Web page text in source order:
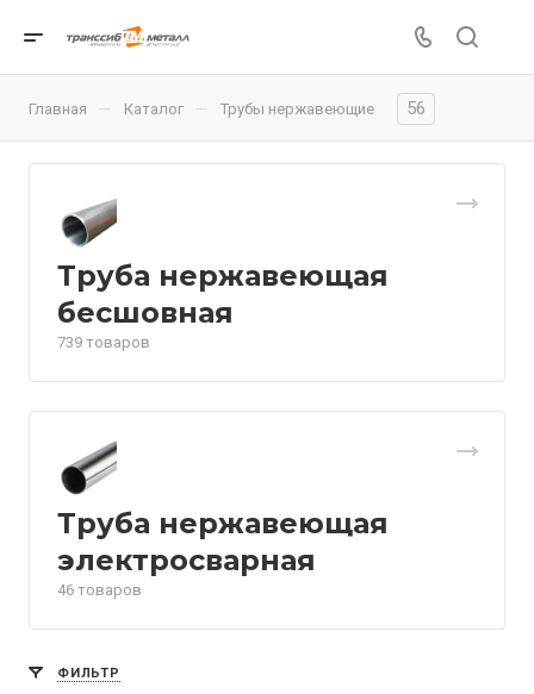
Главная — Каталог — Трубы нержавеющие 56
Труба нержавеющая
бесшовная
739 товаров
Труба нержавеющая
электросварная
46 товаров
ФИЛЬТР